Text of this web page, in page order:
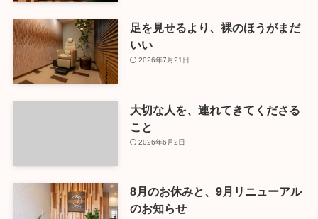
足を見せるより、裸のほうがまだ
いい
2026年7月21日
大切な人を、連れてきてくださる
こと
2026年6月2日
8月のお休みと、9月リニューアル
のお知らせ